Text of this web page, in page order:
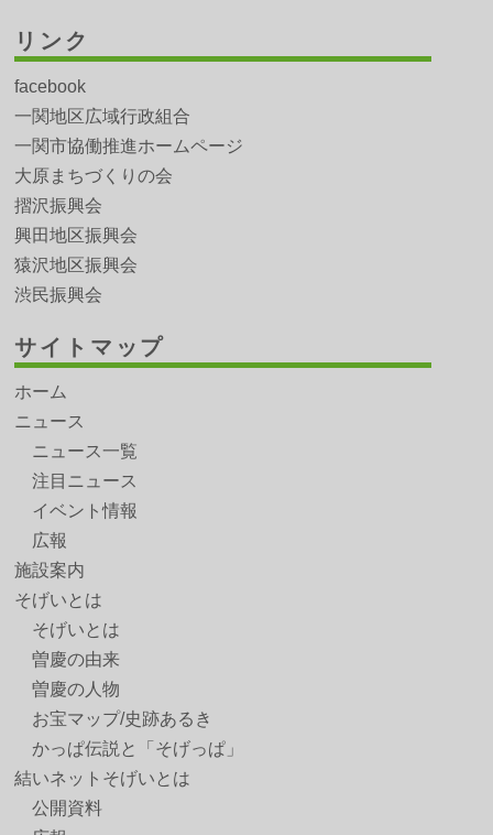
リンク
facebook
一関地区広域行政組合
一関市協働推進ホームページ
大原まちづくりの会
摺沢振興会
興田地区振興会
猿沢地区振興会
渋民振興会
サイトマップ
ホーム
ニュース
ニュース一覧
注目ニュース
イベント情報
広報
施設案内
そげいとは
そげいとは
曽慶の由来
曽慶の人物
お宝マップ/史跡あるき
かっぱ伝説と「そげっぱ」
結いネットそげいとは
公開資料